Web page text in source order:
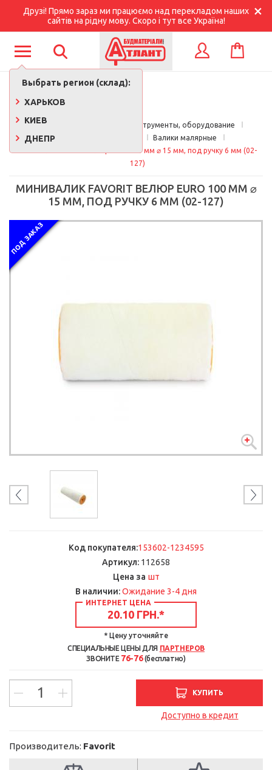
Друзі! Прямо зараз ми працюємо над перекладом наших
сайтів на рідну мову. Скоро і тут все Україна!
Выбрать регион (склад):
ХАРЬКОВ
КИЕВ
ДНЕПР
КОРЗИНА
Главная
Строительные инструменты, оборудование
Валики малярные
Минивалик Favorit Велюр Euro 100 мм ⌀ 15 мм, под ручку 6 мм (02-
127)
МИНИВАЛИК FAVORIT ВЕЛЮР EURO 100 ММ ⌀
15 ММ, ПОД РУЧКУ 6 ММ (02-127)
ПОД ЗАКАЗ
Код покупателя:153602-1234595
Артикул: 112658
Цена за шт
В наличии:Ожидание 3-4 дня
ИНТЕРНЕТ ЦЕНА
20.10 ГРН.*
* Цену уточняйте
СПЕЦИАЛЬНЫЕ ЦЕНЫ ДЛЯ ПАРТНЕРОВ
ЗВОНИТЕ 76-76(бесплатно)
КУПИТЬ
Доступно в кредит
Производитель: Favorit